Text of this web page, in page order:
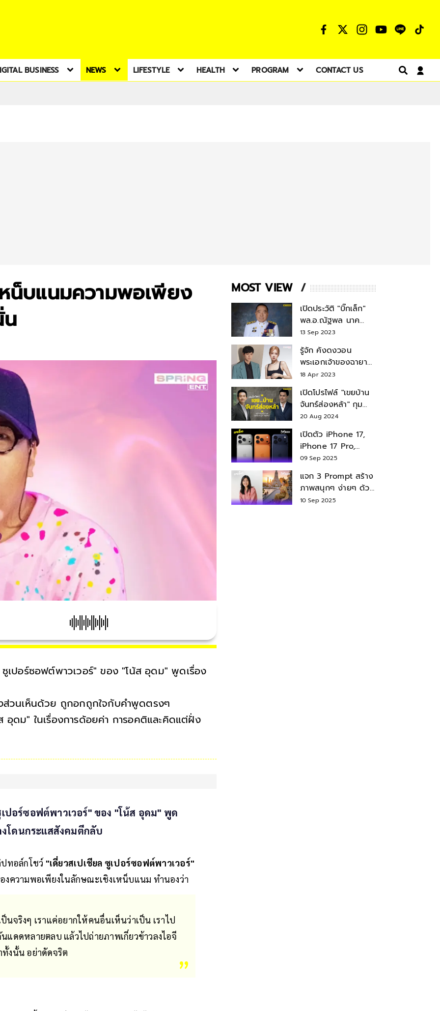
BUSINESS NEWS LIFESTYLE HEALTH PROGRAM CONTACT US
น็บแนมความพอเพียง
เปอร์ซอฟต์พาวเวอร์" ของ "โน้ส อุดม" พูดเรื่อง
ส่วนเห็นด้วย ถูกอกถูกใจกับคำพูดตรงๆ
ดม" ในเรื่องการด้อยค่า การอคติและคิดแต่ฝั่ง
ปอร์ซอฟต์พาวเวอร์" ของ "โน้ส อุดม" พูด
โดนกระแสสังคมตีกลับ
ทอล์กโชว์ "เดี่ยวสเปเชียล ซูเปอร์ซอฟต์พาวเวอร์"
งความพอเพียงในลักษณะเชิงเหน็บแนม ทำนองว่า
นจริงๆ เราแค่อยากให้คนอื่นเห็นว่าเป็น เราไป
ดดหลายตลบ แล้วไปถ่ายภาพเกี่ยวข้าวลงไอจี
งนั้น อย่าดัดจริต
MOST VIEW
เปิดประวัติ "บิ๊กเล็ก"
พล.อ.ณัฐพล นาค
พาณิชย์ จากเลขาฯ
สมช.-เลขาฯ
รมว.กลาโหม
13 Sep 2023
รู้จัก คังดงวอน
พระเอกเจ้าของฉายา
สมบัติแห่งชาติ หลังมี
18 Apr 2023
เปิดโปรไฟล์ "เขยบ้าน
จันทร์ส่องหล้า" กุม
บังเหียนธุรกิจตระกูล
"ชินวัตร"
20 Aug 2024
เปิดตัว iPhone 17,
iPhone 17 Pro,
iPhone 17 Air สเปค
09 Sep 2025
แจก 3 Prompt สร้าง
ภาพสนุกๆ ง่ายๆ ด้วย
Nano Banana ใน
10 Sep 2025